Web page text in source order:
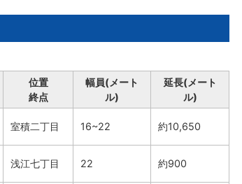
位置
終点
幅員(メート
ル)
延長(メート
ル)
室積二丁目 16~22 約10,650
浅江七丁目 22 約900